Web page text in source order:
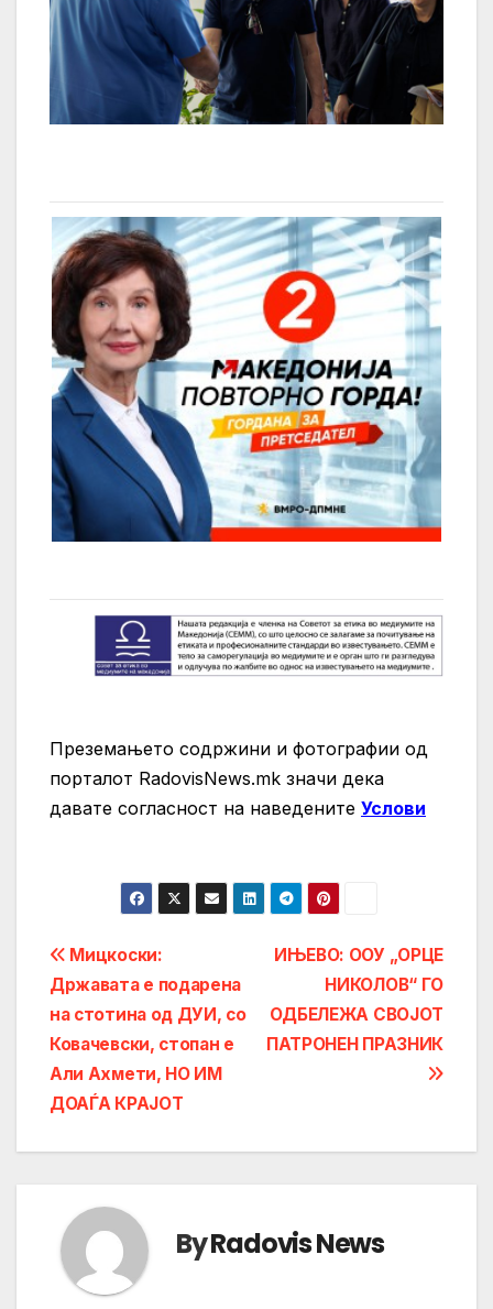
Преземањето содржини и фотографии од
порталот RadovisNews.mk значи дека
давате согласност на нaведените Услови
Post
navigation
ИЊЕВО: ООУ „ОРЦЕ
НИКОЛОВ“ ГО
ОДБЕЛЕЖА СВОЈОТ
ПАТРОНЕН ПРАЗНИК
Мицкоски:
Државата e подарена
на стотина од ДУИ, со
Ковачевски, стопан е
Али Ахмети, НО ИМ
ДОАЃА КРАЈОТ
ByRadovis News